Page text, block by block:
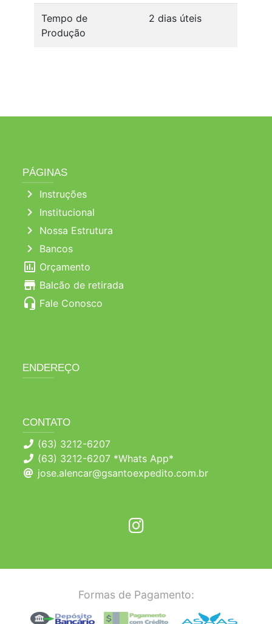
Tempo de
Produção
2 dias úteis
PÁGINAS
chevron_right Instruções
chevron_right Institucional
chevron_right Nossa Estrutura
chevron_right Bancos
poll Orçamento
store Balcão de retirada
headset_mic Fale Conosco
ENDEREÇO
CONTATO
(63) 3212-6207
(63) 3212-6207 *Whats App*
jose.alencar@gsantoexpedito.com.br
Formas de Pagamento: